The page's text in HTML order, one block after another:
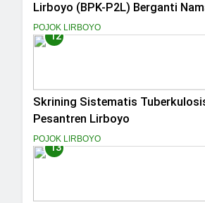
Lirboyo (BPK-P2L) Berganti
Pondok Pesantren Lirboyo (MP-
POJOK LIRBOYO
12
Skrining Sistematis
Pesantren Lirboyo
POJOK LIRBOYO
13